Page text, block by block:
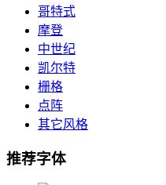
哥特式
摩登
中世纪
凯尔特
栅格
点阵
其它风格
推荐字体